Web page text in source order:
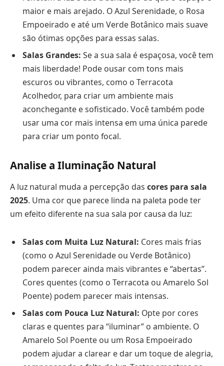
maior e mais arejado. O Azul Serenidade, o Rosa
Empoeirado e até um Verde Botânico mais suave
são ótimas opções para essas salas.
Salas Grandes: Se a sua sala é espaçosa, você tem
mais liberdade! Pode ousar com tons mais
escuros ou vibrantes, como o Terracota
Acolhedor, para criar um ambiente mais
aconchegante e sofisticado. Você também pode
usar uma cor mais intensa em uma única parede
para criar um ponto focal.
Analise a Iluminação Natural
A luz natural muda a percepção das cores para sala
2025. Uma cor que parece linda na paleta pode ter
um efeito diferente na sua sala por causa da luz:
Salas com Muita Luz Natural: Cores mais frias
(como o Azul Serenidade ou Verde Botânico)
podem parecer ainda mais vibrantes e “abertas”.
Cores quentes (como o Terracota ou Amarelo Sol
Poente) podem parecer mais intensas.
Salas com Pouca Luz Natural: Opte por cores
claras e quentes para “iluminar” o ambiente. O
Amarelo Sol Poente ou um Rosa Empoeirado
podem ajudar a clarear e dar um toque de alegria,